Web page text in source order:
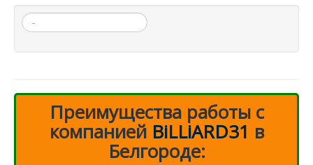
Искать...
Преимущества работы с
компанией BiLLiARD31 в
Белгороде: